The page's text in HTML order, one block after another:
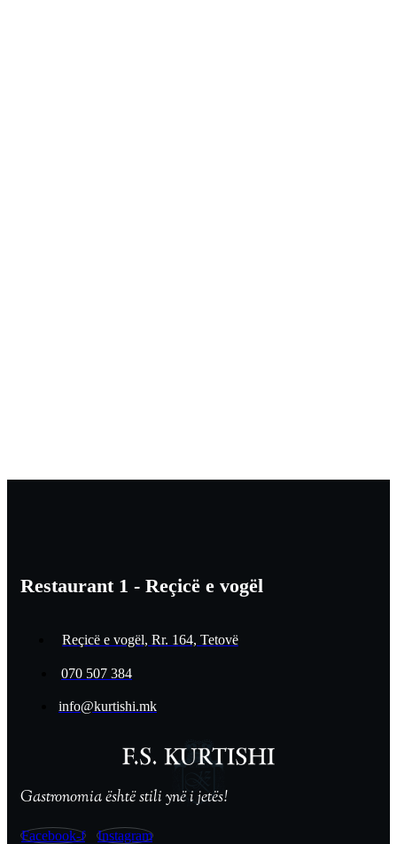
Restaurant 1 - Reçicë e vogël
Reçicë e vogël, Rr. 164, Tetovë
070 507 384
info@kurtishi.mk
Gastronomia është stili ynë i jetës!
Facebook-f Instagram